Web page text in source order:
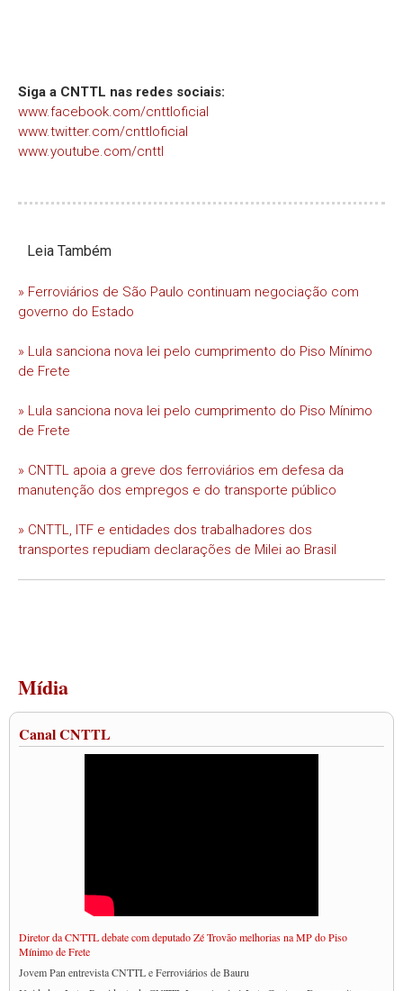
Siga a CNTTL nas redes sociais:
www.facebook.com/cnttloficial
www.twitter.com/cnttloficial
www.youtube.com/cnttl
Leia Também
» Ferroviários de São Paulo continuam negociação com
governo do Estado
» Lula sanciona nova lei pelo cumprimento do Piso Mínimo
de Frete
» Lula sanciona nova lei pelo cumprimento do Piso Mínimo
de Frete
» CNTTL apoia a greve dos ferroviários em defesa da
manutenção dos empregos e do transporte público
» CNTTL, ITF e entidades dos trabalhadores dos
transportes repudiam declarações de Milei ao Brasil
Mídia
Canal CNTTL
Diretor da CNTTL debate com deputado Zé Trovão melhorias na MP do Piso
Mínimo de Frete
Jovem Pan entrevista CNTTL e Ferroviários de Bauru